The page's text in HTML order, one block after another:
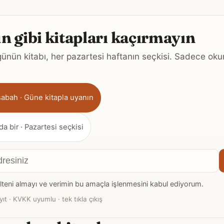
gibi kitapları kaçırmayın
kitabı, her pazartesi haftanın seçkisi. Sadece
· Güne kitapla uyanın
bir · Pazartesi seçkisi
almayı ve verimin bu amaçla işlenmesini kabul ediyorum.
· KVKK uyumlu · tek tıkla çıkış